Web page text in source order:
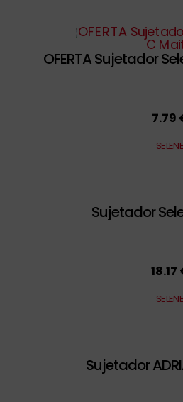
OFERTA Sujetador
7.79
SELENE
Sujetador
18.17
SELENE
Sujetador